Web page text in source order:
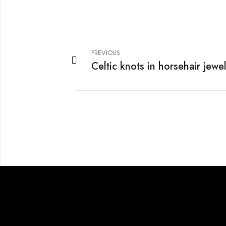
PREVIOUS
Celtic knots in horsehair